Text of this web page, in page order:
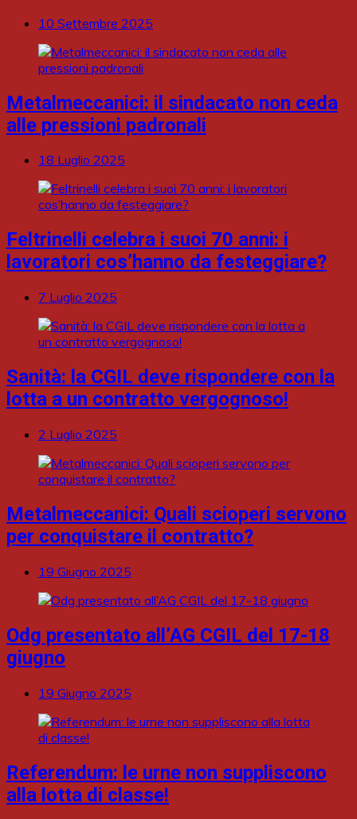
10 Settembre 2025
Metalmeccanici: il sindacato non ceda
alle pressioni padronali
18 Luglio 2025
Feltrinelli celebra i suoi 70 anni: i
lavoratori cos’hanno da festeggiare?
7 Luglio 2025
Sanità: la CGIL deve rispondere con la
lotta a un contratto vergognoso!
2 Luglio 2025
Metalmeccanici: Quali scioperi servono
per conquistare il contratto?
19 Giugno 2025
Odg presentato all’AG CGIL del 17-18
giugno
19 Giugno 2025
Referendum: le urne non suppliscono
alla lotta di classe!